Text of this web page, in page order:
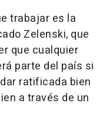
trabajar es la
Zelenski, que
que cualquier
parte del país si
ratificada bien
a través de un